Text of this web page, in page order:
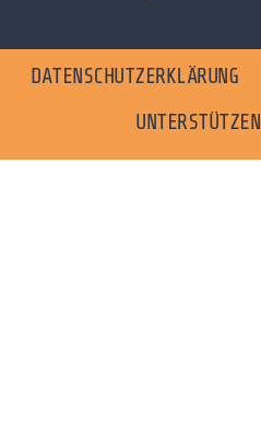
DATENSCHUTZERKLÄRUNG
UNTERSTÜTZEN